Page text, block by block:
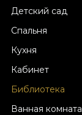
Детский сад
Спальня
Кухня
Кабинет
Библиотека
Ванная комната